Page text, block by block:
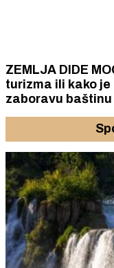
ZEMLJA DIDE
turizma ili kako je don Stipe Perkov oteo
zaboravu